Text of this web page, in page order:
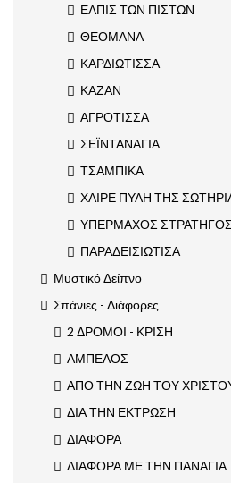
ΕΛΠΙΣ ΤΩΝ ΠΙΣΤΩΝ
ΘΕΟΜΑΝΑ
ΚΑΡΔΙΩΤΙΣΣΑ
ΚΑΖΑΝ
ΑΓΡΟΤΙΣΣΑ
ΣΕΪΝΤΑΝΑΓΙΑ
ΤΣΑΜΠΙΚΑ
ΧΑΙΡΕ ΠΥΛΗ ΤΗΣ
ΥΠΕΡΜΑΧΟΣ ΣΤΡΑΤΗΓΟΣ
ΠΑΡΑΔΕΙΣΙΩΤΙΣΑ
Μυστικό Δείπνο
Σπάνιες - Διάφορες
2 ΔΡΟΜΟΙ - ΚΡΙΣΗ
ΑΜΠΕΛΟΣ
ΑΠΟ ΤΗΝ ΖΩΗ ΤΟΥ
ΔΙΑ ΤΗΝ ΕΚΤΡΩΣΗ
ΔΙΑΦΟΡΑ
ΔΙΑΦΟΡΑ ΜΕ ΤΗΝ ΠΑΝΑΓΙΑ